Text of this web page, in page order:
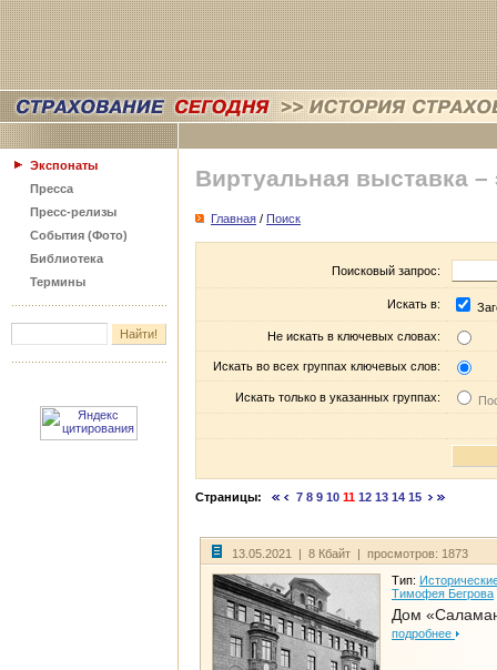
Экспонаты
Пресса
Пресс-релизы
События (Фото)
Библиотека
Термины
Виртуальная выставка –
Главная / Поиск
Поисковый запрос:
Искать в:
Не искать в ключевых словах:
Искать во всех группах ключевых слов:
Искать только в указанных группах:
Страницы: 7 8 9 10 11 12 13 14 15
13.05.2021 | 8 Кбайт | просмотров: 1873
Тип:
Тимофея Бегрова
Дом
подробнее